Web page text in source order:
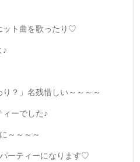
ット曲を歌ったり♡
♪
？」名残惜しい～～～～
ィーでした♪
～～～～
ーティーになります♡